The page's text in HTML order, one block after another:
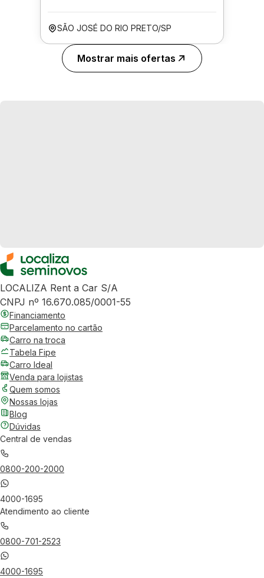
SÃO JOSÉ DO RIO PRETO/SP
Mostrar mais ofertas
LOCALIZA Rent a Car S/A
CNPJ nº 16.670.085/0001-55
Financiamento
Parcelamento no cartão
Carro na troca
Tabela Fipe
Carro Ideal
Venda para lojistas
Quem somos
Nossas lojas
Blog
Dúvidas
Central de vendas
0800-200-2000
4000-1695
Atendimento ao cliente
0800-701-2523
4000-1695